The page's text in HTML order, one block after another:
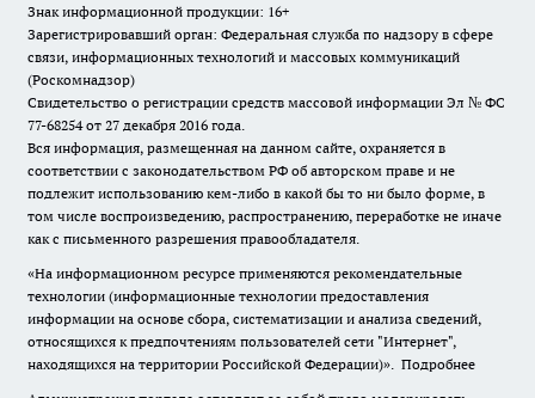
Знак информационной продукции: 16+
Зарегистрировавший орган: Федеральная служба по надзору в сфере
связи, информационных технологий и массовых коммуникаций
(Роскомнадзор)
Свидетельство о регистрации средств массовой информации Эл № ФС
77-68254 от 27 декабря 2016 года.
Вся информация, размещенная на данном сайте, охраняется в
соответствии с законодательством РФ об авторском праве и не
подлежит использованию кем-либо в какой бы то ни было форме, в
том числе воспроизведению, распространению, переработке не иначе
как с письменного разрешения правообладателя.
«На информационном ресурсе применяются рекомендательные
технологии (информационные технологии предоставления
информации на основе сбора, систематизации и анализа сведений,
относящихся к предпочтениям пользователей сети "Интернет",
находящихся на территории Российской Федерации)». Подробнее